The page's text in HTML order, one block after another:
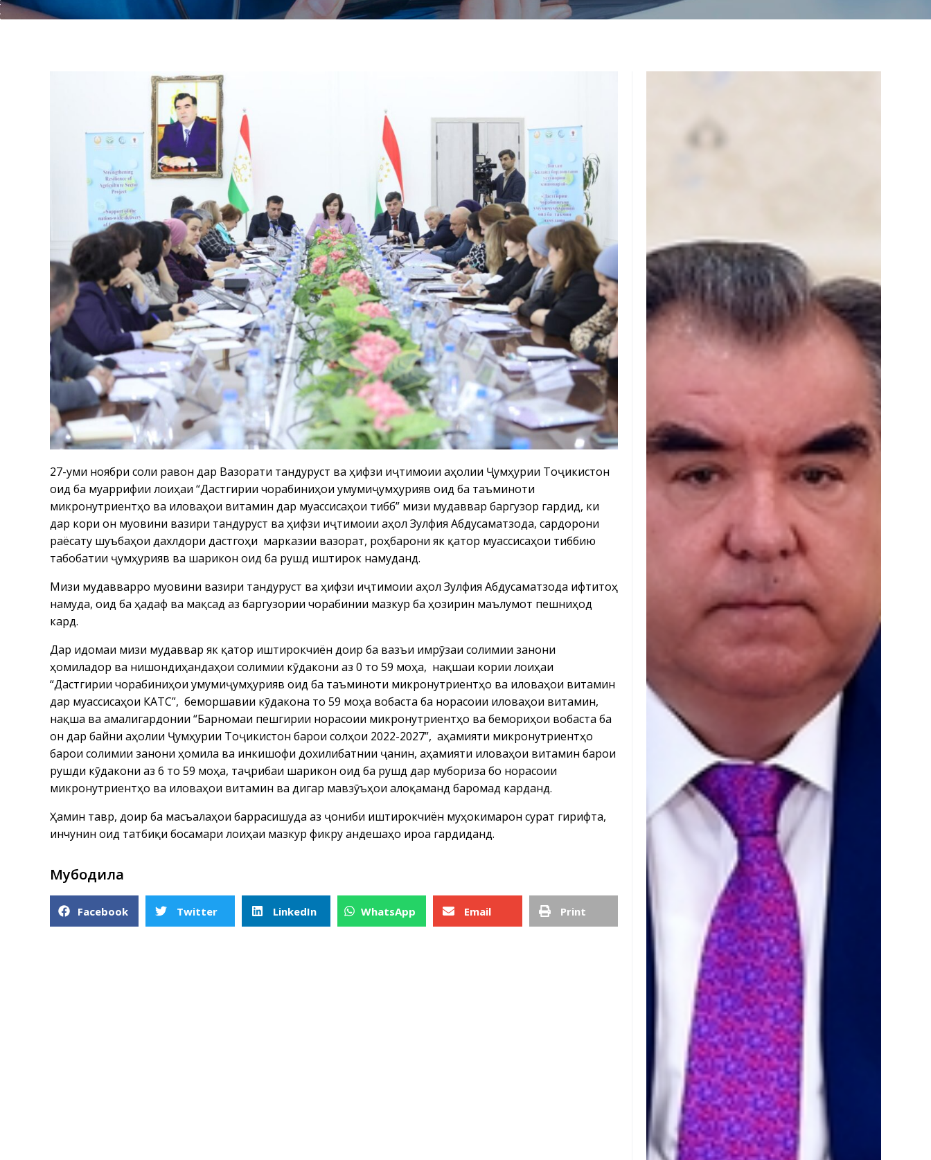
27-уми ноябри соли равон дар Вазорати тандурустӣ ва ҳифзи иҷтимоии аҳолии Ҷумҳурии Тоҷикистон
оид ба муаррифии лоиҳаи “Дастгирии чорабиниҳои умумиҷумҳуриявӣ оид ба таъминоти
микронутриентҳо ва иловаҳои витаминӣ дар муассисаҳои тиббӣ” мизи мудаввар баргузор гардид, ки
дар кори он муовини вазири тандурустӣ ва ҳифзи иҷтимоии аҳолӣ Зулфия Абдусаматзода, сардорони
раёсату шуъбаҳои дахлдори дастгоҳи марказии вазорат, роҳбарони як қатор муассисаҳои тиббию
табобатии ҷумҳуриявӣ ва шарикон оид ба рушд иштирок намуданд.
Мизи мудавварро муовини вазири тандурустӣ ва ҳифзи иҷтимоии аҳолӣ Зулфия Абдусаматзода ифтитоҳ
намуда, оид ба ҳадаф ва мақсад аз баргузории чорабинии мазкур ба ҳозирин маълумот пешниҳод
кард.
Дар идомаи мизи мудаввар як қатор иштирокчиён доир ба вазъи имрӯзаи солимии занони
ҳомиладор ва нишондиҳандаҳои солимии кӯдакони аз 0 то 59 моҳа, нақшаи кории лоиҳаи
“Дастгирии чорабиниҳои умумиҷумҳуриявӣ оид ба таъминоти микронутриентҳо ва иловаҳои витаминӣ
дар муассисаҳои КАТС”, беморшавии кӯдакона то 59 моҳа вобаста ба норасоии иловаҳои витаминӣ,
нақша ва амалигардонии “Барномаи пешгирии норасоии микронутриентҳо ва бемориҳои вобаста ба
он дар байни аҳолии Ҷумҳурии Тоҷикистон барои солҳои 2022-2027”, аҳамияти микронутриентҳо
барои солимии занони ҳомила ва инкишофи дохилибатнии ҷанин, аҳамияти иловаҳои витаминӣ барои
рушди кӯдакони аз 6 то 59 моҳа, таҷрибаи шарикон оид ба рушд дар мубориза бо норасоии
микронутриентҳо ва иловаҳои витаминӣ ва дигар мавзӯъҳои алоқаманд баромад карданд.
Ҳамин тавр, доир ба масъалаҳои баррасишуда аз ҷониби иштирокчиён муҳокимаронӣ сурат гирифта,
инчунин оид татбиқи босамари лоиҳаи мазкур фикру андешаҳо ироа гардиданд.
Мубодила
Facebook Twitter LinkedIn WhatsApp Email Print